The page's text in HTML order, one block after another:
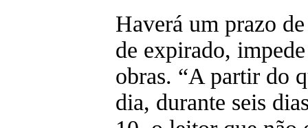
Haverá um prazo
de expirado,
obras. “A partir do
dia, durante seis